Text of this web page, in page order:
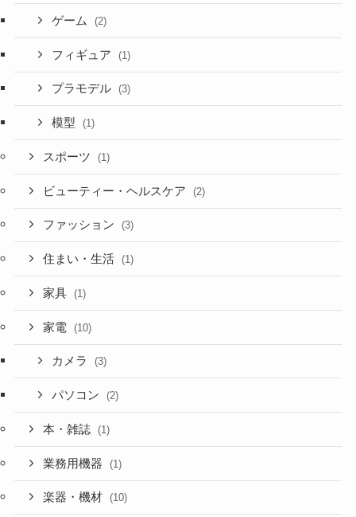
ゲーム (2)
フィギュア (1)
プラモデル (3)
模型 (1)
スポーツ (1)
ビューティー・ヘルスケア (2)
ファッション (3)
住まい・生活 (1)
家具 (1)
家電 (10)
カメラ (3)
パソコン (2)
本・雑誌 (1)
業務用機器 (1)
楽器・機材 (10)